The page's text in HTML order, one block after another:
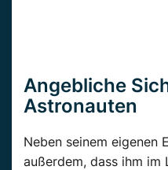
Angebliche
Astronauten
Neben seinem eigenen
außerdem, dass ihm im